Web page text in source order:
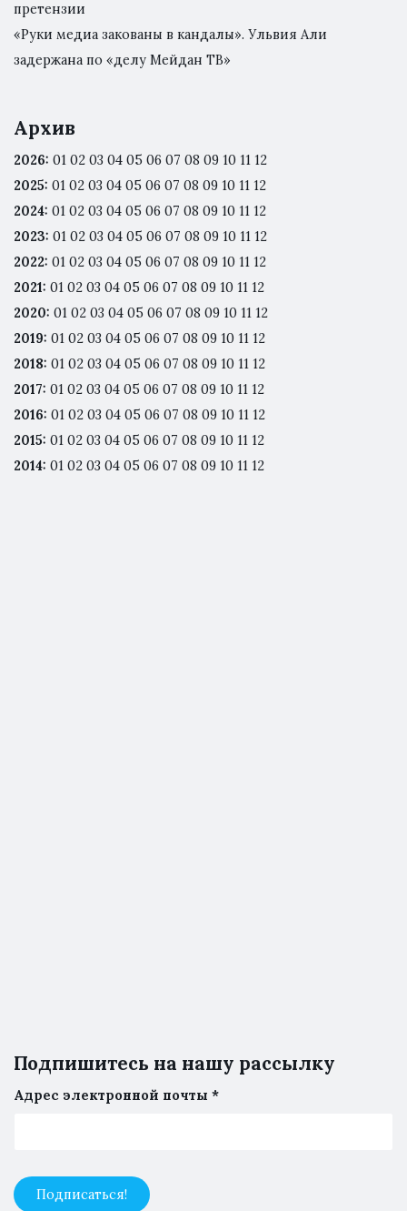
претензии
«Руки медиа закованы в кандалы». Ульвия Али
задержана по «делу Мейдан ТВ»
Архив
2026: 01 02 03 04 05 06 07 08 09 10 11 12
2025: 01 02 03 04 05 06 07 08 09 10 11 12
2024: 01 02 03 04 05 06 07 08 09 10 11 12
2023: 01 02 03 04 05 06 07 08 09 10 11 12
2022: 01 02 03 04 05 06 07 08 09 10 11 12
2021: 01 02 03 04 05 06 07 08 09 10 11 12
2020: 01 02 03 04 05 06 07 08 09 10 11 12
2019: 01 02 03 04 05 06 07 08 09 10 11 12
2018: 01 02 03 04 05 06 07 08 09 10 11 12
2017: 01 02 03 04 05 06 07 08 09 10 11 12
2016: 01 02 03 04 05 06 07 08 09 10 11 12
2015: 01 02 03 04 05 06 07 08 09 10 11 12
2014: 01 02 03 04 05 06 07 08 09 10 11 12
Подпишитесь на нашу рассылку
Адрес электронной почты *